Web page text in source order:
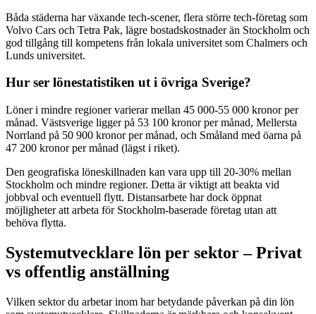
Båda städerna har växande tech-scener, flera större tech-företag som
Volvo Cars och Tetra Pak, lägre bostadskostnader än Stockholm och
god tillgång till kompetens från lokala universitet som Chalmers och
Lunds universitet.
Hur ser lönestatistiken ut i övriga Sverige?
Löner i mindre regioner varierar mellan 45 000-55 000 kronor per
månad. Västsverige ligger på 53 100 kronor per månad, Mellersta
Norrland på 50 900 kronor per månad, och Småland med öarna på
47 200 kronor per månad (lägst i riket).
Den geografiska löneskillnaden kan vara upp till 20-30% mellan
Stockholm och mindre regioner. Detta är viktigt att beakta vid
jobbval och eventuell flytt. Distansarbete har dock öppnat
möjligheter att arbeta för Stockholm-baserade företag utan att
behöva flytta.
Systemutvecklare lön per sektor – Privat
vs offentlig anställning
Vilken sektor du arbetar inom har betydande påverkan på din lön